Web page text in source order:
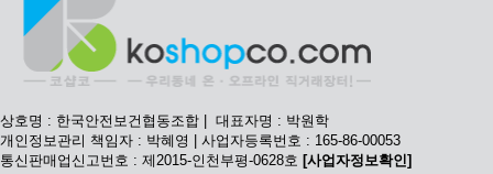
상호명 : 한국안전보건협동조합 | 대표자명 : 박원학
개인정보관리 책임자 : 박혜영 | 사업자등록번호 : 165-86-00053
통신판매업신고번호 : 제2015-인천부평-0628호 [사업자정보확인]